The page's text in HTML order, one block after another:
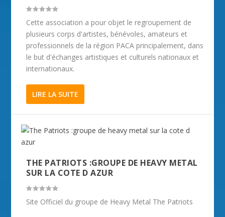
Cette association a pour objet le regroupement de
plusieurs corps d'artistes, bénévoles, amateurs et
professionnels de la région PACA principalement, dans
le but d'échanges artistiques et culturels nationaux et
internationaux.
LIRE LA SUITE
THE PATRIOTS :GROUPE DE HEAVY METAL
SUR LA COTE D AZUR
Site Officiel du groupe de Heavy Metal The Patriots